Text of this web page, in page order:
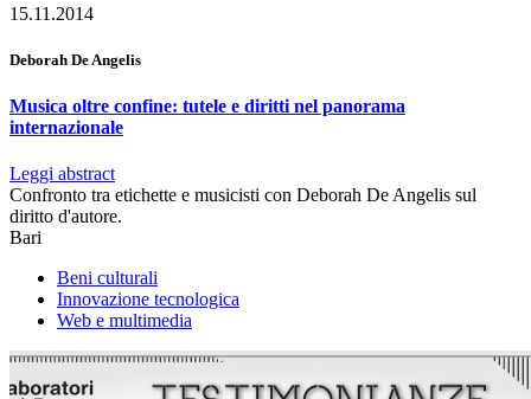
15.11.2014
Deborah De Angelis
Musica oltre confine: tutele e diritti nel panorama
internazionale
Leggi abstract
Confronto tra etichette e musicisti con Deborah De Angelis sul
diritto d'autore.
Bari
Beni culturali
Innovazione tecnologica
Web e multimedia